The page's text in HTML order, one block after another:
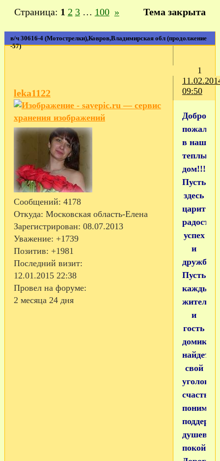
в/ч 30616-4 (Мотострелки),Ковров,Владимирская обл (продолжение
-57)
Страница: 1 2 3 … 100 » Тема закрыта
1
09:50
leka1122
Сообщений: 4178
Откуда: Московская область-Елена
Зарегистрирован: 08.07.2013
Уважение: +1739
Позитив: +1981
Последний визит:
12.01.2015 22:38
Провел на форуме:
2 месяца 24 дня
Добро
в наш
теплый
дом!!!
Пусть
здесь
царит
радость,
успех
и
дружба!
Пусть
каждый
житель
и
гость
домика
найдет
свой
уголок
счастья,
покой!!!